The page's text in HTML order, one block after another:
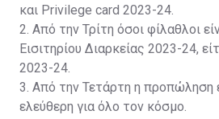
και Privilege card 2023-24.
2. Από την Τρίτη όσοι φίλαθλοι
Εισιτηρίου Διαρκείας 2023-24,
2023-24.
3. Από την Τετάρτη η προπώληση
ελεύθερη για όλο τον κόσμο.